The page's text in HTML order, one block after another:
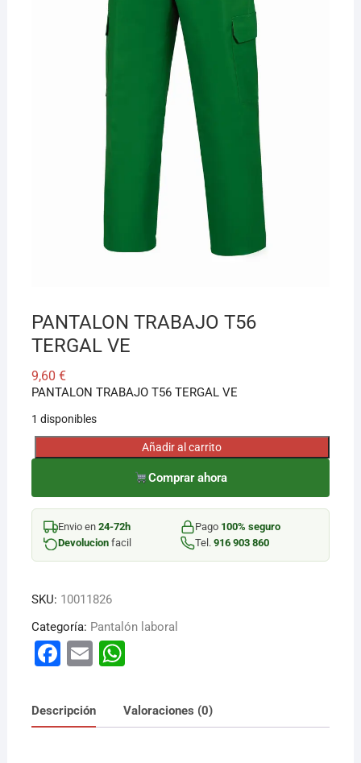
PANTALON TRABAJO T56
TERGAL VE
9,60 €
PANTALON TRABAJO T56 TERGAL VE
1 disponibles
PANTALON
T56
TERGAL
VE
cantidad
Añadir al carrito
Comprar ahora
Envio en 24-72h Pago 100% seguro
Devolucionfacil Tel. 916 903 860
SKU: 10011826
Categoría: Pantalón laboral
F
c
e
E
ai
l
W
at
s
Descripción Valoraciones (0)
¡Hola! Soy el asesor virtual de Ferretería El Arroyo.
Cuéntame qué necesitas y te ayudo a encontrarlo,
aunque no sepas el nombre exacto